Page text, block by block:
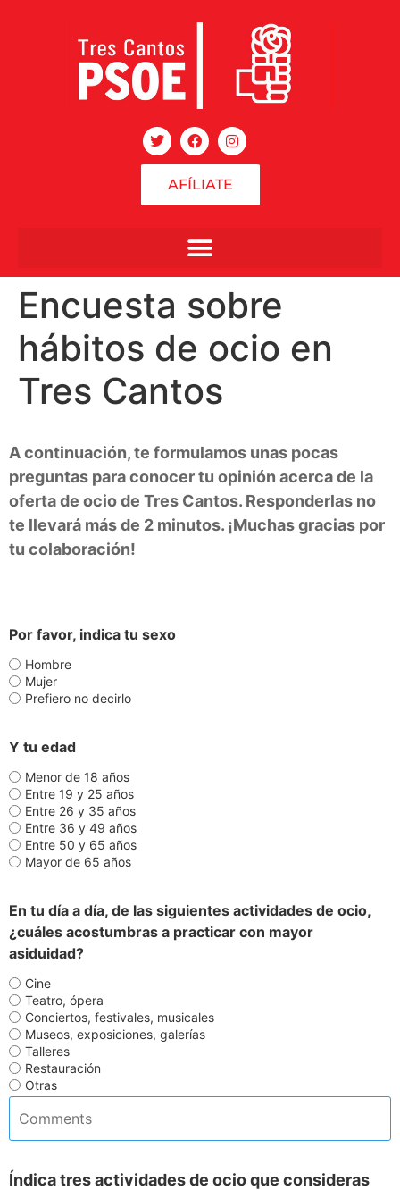
AFÍLIATE
Encuesta sobre
hábitos de ocio en
Tres Cantos
A continuación, te formulamos unas pocas
preguntas para conocer tu opinión acerca de la
oferta de ocio de Tres Cantos. Responderlas no
te llevará más de 2 minutos. ¡Muchas gracias por
tu colaboración!
Por favor, indica tu sexo
Hombre
Mujer
Prefiero no decirlo
Y tu edad
Menor de 18 años
Entre 19 y 25 años
Entre 26 y 35 años
Entre 36 y 49 años
Entre 50 y 65 años
Mayor de 65 años
En tu día a día, de las siguientes actividades de ocio,
¿cuáles acostumbras a practicar con mayor
asiduidad?
Cine
Teatro, ópera
Conciertos, festivales, musicales
Museos, exposiciones, galerías
Talleres
Restauración
Otras
Índica tres actividades de ocio que consideras